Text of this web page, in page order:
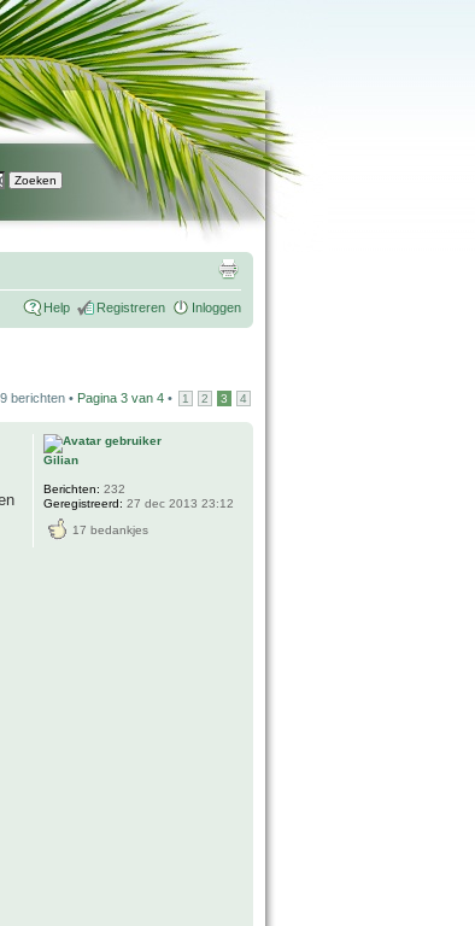
Help Registreren Inloggen
berichten • Pagina 3 van 4 • 1 2 3 4
Gilian
Berichten: 232
Geregistreerd: 27 dec 2013 23:12
17 bedankjes